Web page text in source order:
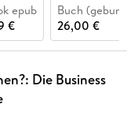
epub
€
Buch
26,00 €
Die Business